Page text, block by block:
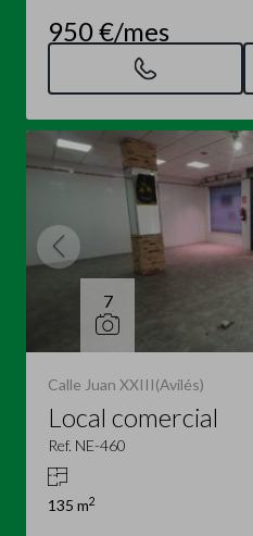
950 €/mes
7
Calle Juan XXIII(Avilés)
Local comercial
Ref. NE-460
135 m2